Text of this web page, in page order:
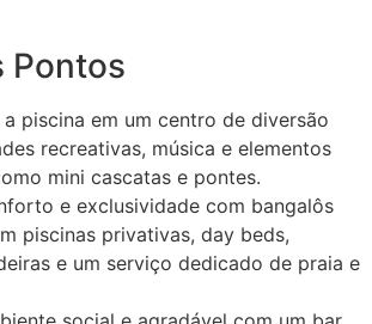
Pontos
piscina em um centro de diversão
recreativas, música e elementos
mini cascatas e pontes.
e exclusividade com bangalôs
piscinas privativas, day beds,
e um serviço dedicado de praia e